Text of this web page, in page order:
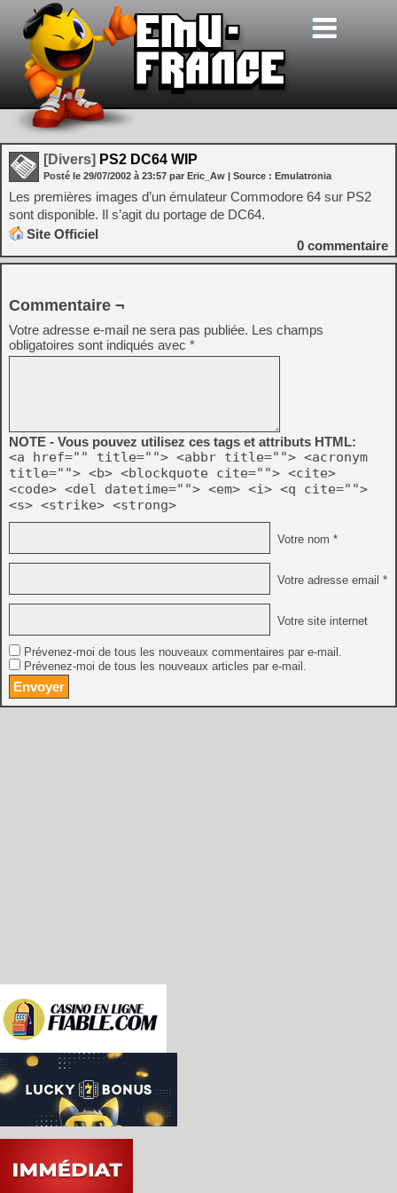
[Divers] PS2 DC64 WIP
Posté le 29/07/2002 à 23:57 par Eric_Aw | Source : Emulatronia
Les premières images d’un émulateur Commodore 64 sur PS2
sont disponible. Il s’agit du portage de DC64.
Site Officiel
0 commentaire
Commentaire ¬
Votre adresse e-mail ne sera pas publiée. Les champs
obligatoires sont indiqués avec *
NOTE - Vous pouvez utilisez ces tags et attributs HTML:
<a href="" title=""> <abbr title=""> <acronym
title=""> <b> <blockquote cite=""> <cite>
<code> <del datetime=""> <em> <i> <q cite="">
<s> <strike> <strong>
Votre nom *
Votre adresse email *
Votre site internet
Prévenez-moi de tous les nouveaux commentaires par e-mail.
Prévenez-moi de tous les nouveaux articles par e-mail.